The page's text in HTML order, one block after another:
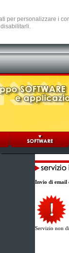
per personalizzare i
Invio di email
Servizio non